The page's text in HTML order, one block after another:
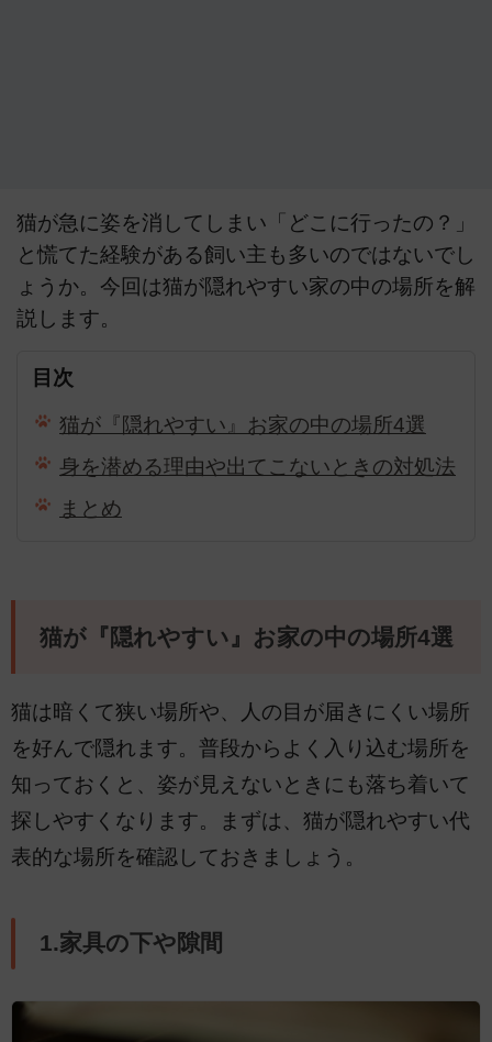
猫が急に姿を消してしまい「どこに行ったの？」
と慌てた経験がある飼い主も多いのではないでし
ょうか。今回は猫が隠れやすい家の中の場所を解
説します。
目次
猫が『隠れやすい』お家の中の場所4選
身を潜める理由や出てこないときの対処法
まとめ
猫が『隠れやすい』お家の中の場所4選
猫は暗くて狭い場所や、人の目が届きにくい場所
を好んで隠れます。普段からよく入り込む場所を
知っておくと、姿が見えないときにも落ち着いて
探しやすくなります。まずは、猫が隠れやすい代
表的な場所を確認しておきましょう。
1.家具の下や隙間